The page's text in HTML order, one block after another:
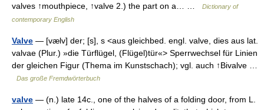
valves ↑mouthpiece, ↑valve 2.) the part on a… …
Dictionary of
contemporary English
Valve — [vælv] der; [s], s <aus gleichbed. engl. valve, dies aus lat.
valvae (Plur.) »die Türflügel, (Flügel)tür«> Sperrwechsel für Linien
der gleichen Figur (Thema im Kunstschach); vgl. auch ↑Bivalve …
Das große Fremdwörterbuch
valve — (n.) late 14c., one of the halves of a folding door, from L.